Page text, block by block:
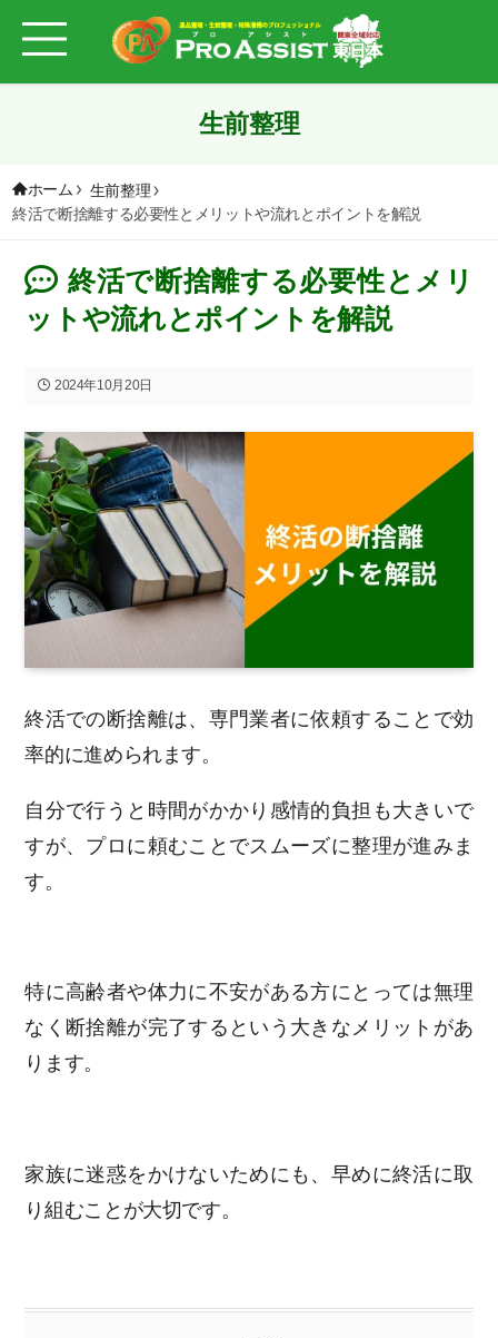
生前整理
ホーム
生前整理
終活で断捨離する必要性とメリットや流れとポイントを解説
終活で断捨離する必要性とメリ
ットや流れとポイントを解説
2024年10月20日
終活での断捨離は、専門業者に依頼することで効
率的に進められます。
自分で行うと時間がかかり感情的負担も大きいで
すが、プロに頼むことでスムーズに整理が進みま
す。
特に高齢者や体力に不安がある方にとっては無理
なく断捨離が完了するという大きなメリットがあ
ります。
家族に迷惑をかけないためにも、早めに終活に取
り組むことが大切です。